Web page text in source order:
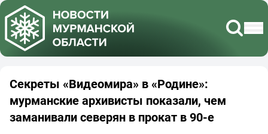
Секреты «Видеомира» в «Родине»:
мурманские архивисты показали, чем
заманивали северян в прокат в 90-е